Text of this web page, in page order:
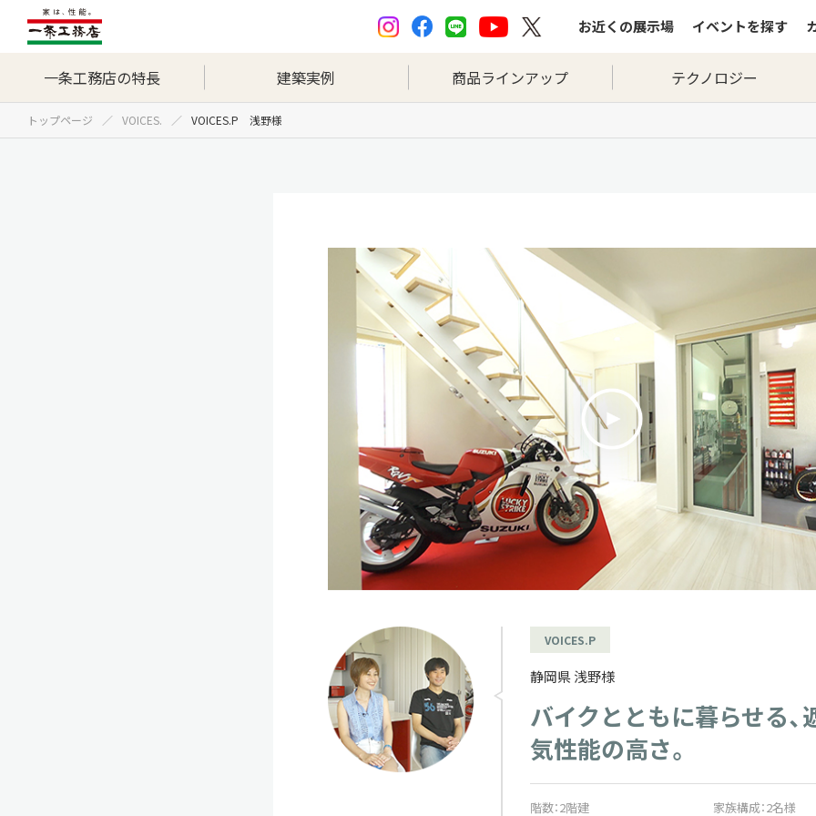
お近くの展示場 イベントを探す
一条工務店の特長 建築実例 商品ラインアップ テクノロジー
トップページ VOICES. VOICES.P 浅野様
VOICES.P
静岡県 浅野様
バイクとともに暮らせる、
気性能の高さ。
階数：2階建 家族構成：2名様